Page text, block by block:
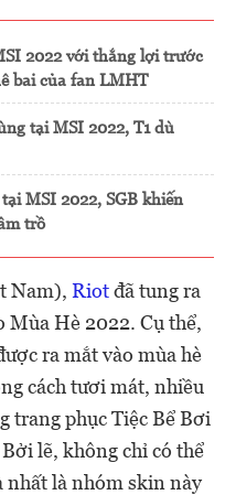
2022 với thắng lợi trước
bai của fan LMHT
tại MSI 2022, T1 dù
MSI 2022, SGB khiến
trồ
Nam), Riotđã tung ra
Mùa Hè 2022. Cụ thể,
ra mắt vào mùa hè
cách tươi mát, nhiều
trang phục Tiệc Bể Bơi
lẽ, không chỉ có thể
nhất là nhóm skin này